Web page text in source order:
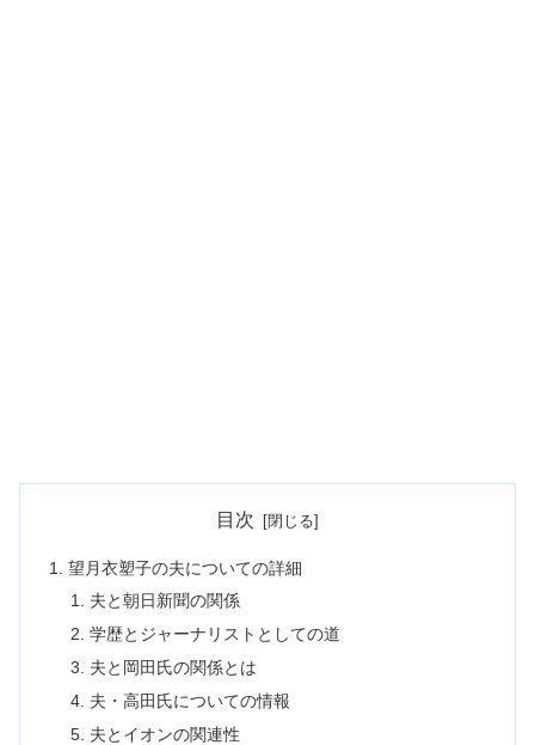
目次
望月衣塑子の夫についての詳細
夫と朝日新聞の関係
学歴とジャーナリストとしての道
夫と岡田氏の関係とは
夫・高田氏についての情報
夫とイオンの関連性